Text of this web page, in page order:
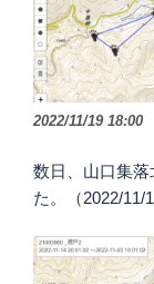
2022/11/19 18:00
数日、山口集
た。（2022/11/